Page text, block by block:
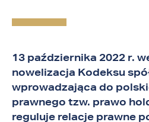
13 października 2022 r.
nowelizacja Kodeksu
wprowadzająca do
prawnego tzw. prawo
reguluje relacje prawne